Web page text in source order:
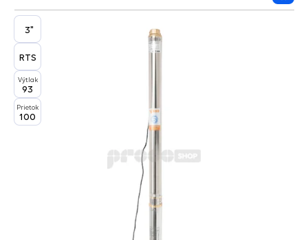
do
3"
RTS
Výtlak
93
Prietok
100